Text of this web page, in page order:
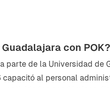
con POK?
parte de la Universidad
al personal